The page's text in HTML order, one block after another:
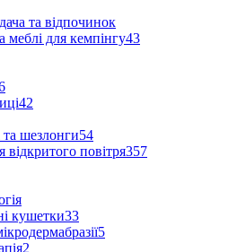
та відпочинок
меблі для кемпінгу43
42
та шезлонги54
повітря357
кушетки33
5
2